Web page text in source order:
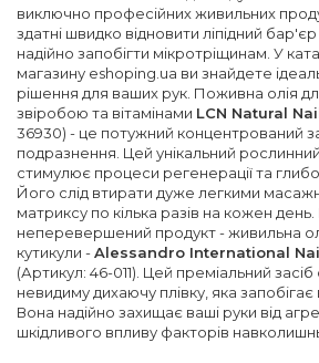
виключно професійних живильних
здатні швидко відновити ліпідний
надійно запобігти мікротріщинам. У
магазину eshoping.ua ви знайдете
рішення для ваших рук. Поживна олія
звіробою та вітамінами LCN Natural
36930) - це потужний концентрований
подразнення. Цей унікальний
стимулює процеси регенерації та
Його слід втирати дуже легкими
матриксу по кілька разів на кожен
неперевершений продукт - живильна
кутикули -Alessandro International
(Артикул: 46-011). Цей преміальний
невидиму дихаючу плівку, яка запобігає
Вона надійно захищає ваші руки від
шкідливого впливу факторів